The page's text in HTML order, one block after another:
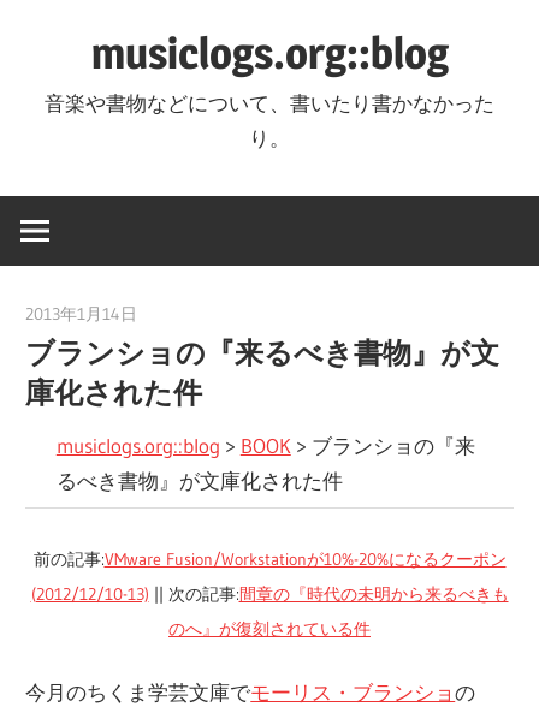
へ
キ
musiclogs.org::blog
音楽や書物などについて、書いたり書かなかった
り。
2013年1月14日
ブランショの『来るべき書物』が文
庫化された件
musiclogs.org::blog > BOOK > ブランショの『来
るべき書物』が文庫化された件
前の記事:VMware Fusion/Workstationが10%-20%になるクーポン
(2012/12/10-13) || 次の記事:間章の『時代の未明から来るべきも
のへ』が復刻されている件
今月のちくま学芸文庫でモーリス・ブランショの